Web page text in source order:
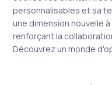
personnalisables et sa
une dimension nouvelle
renforçant la
Découvrez un monde